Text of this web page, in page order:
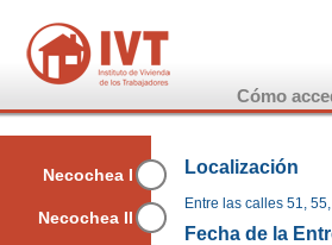
Cómo
Necochea I
Necochea II
Localización
Entre las calles 51,
Fecha de la